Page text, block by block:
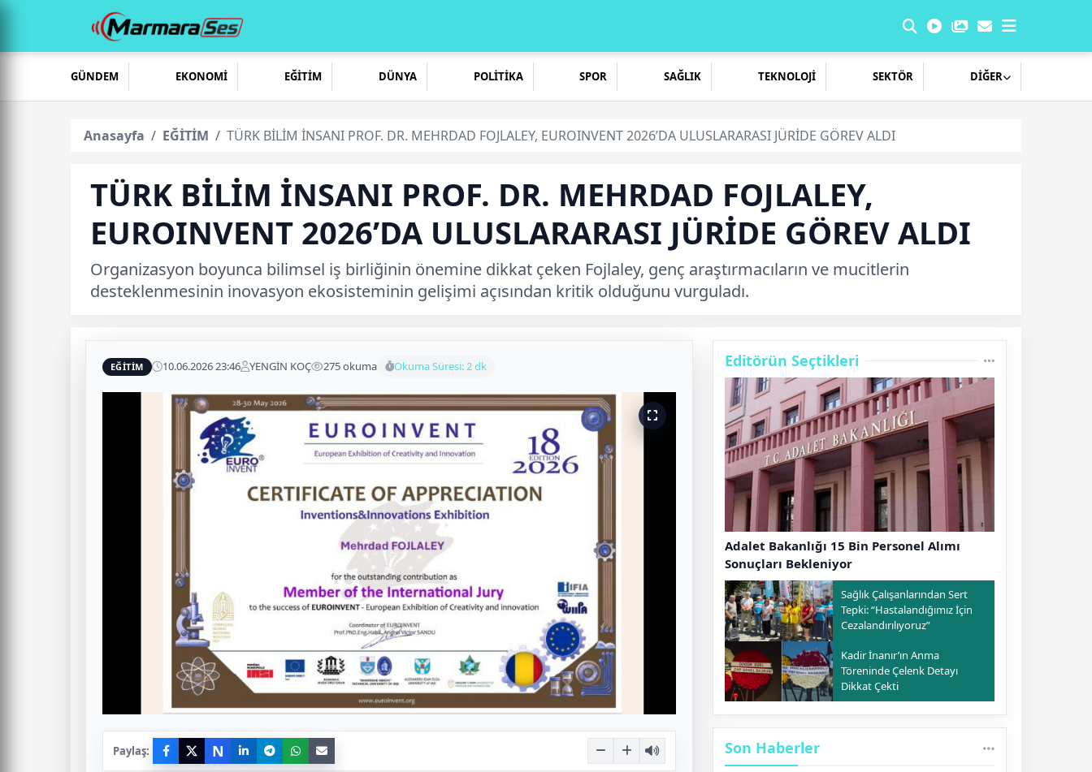
GÜNDEM EKONOMİ EĞİTİM DÜNYA POLİTİKA SPOR SAĞLIK TEKNOLOJİ SEKTÖR DİĞER
Anasayfa EĞİTİM TÜRK BİLİM İNSANI PROF. DR. MEHRDAD FOJLALEY, EUROINVENT 2026’DA ULUSLARARASI JÜRİDE GÖREV ALDI
TÜRK BİLİM İNSANI PROF. DR. MEHRDAD FOJLALEY,
EUROINVENT 2026’DA ULUSLARARASI JÜRİDE GÖREV ALDI
Organizasyon boyunca bilimsel iş birliğinin önemine dikkat çeken Fojlaley, genç araştırmacıların ve mucitlerin
desteklenmesinin inovasyon ekosisteminin gelişimi açısından kritik olduğunu vurguladı.
EĞİTİM 10.06.2026 23:46 YENGİN KOÇ 275 okuma Okuma Süresi: 2 dk
Paylaş: N
Editörün Seçtikleri
Adalet Bakanlığı 15 Bin Personel Alımı
Sonuçları Bekleniyor
Sağlık Çalışanlarından Sert
Tepki: “Hastalandığımız İçin
Cezalandırılıyoruz”
Kadir İnanır’ın Anma
Töreninde Çelenk Detayı
Dikkat Çekti
Son Haberler